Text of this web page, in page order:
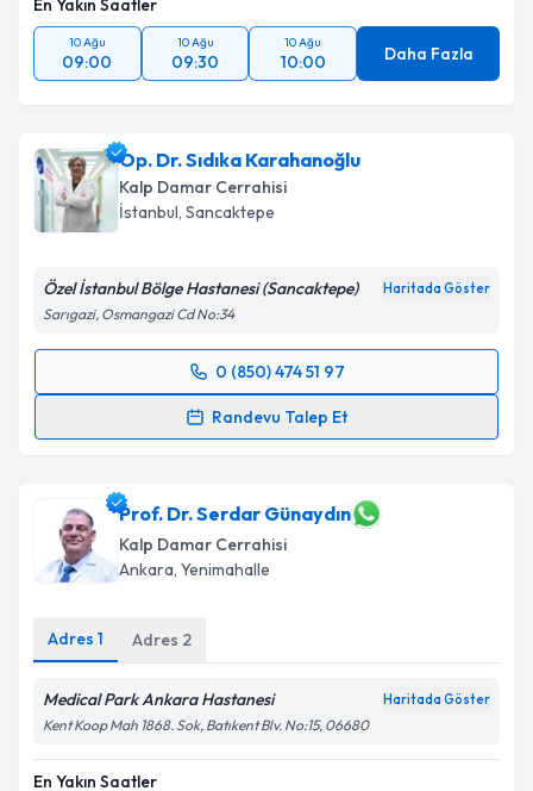
En Yakın Saatler
10 Ağu
09:00
10 Ağu
09:30
10 Ağu
10:00 Daha Fazla
Op. Dr. Sıdıka Karahanoğlu
Kalp Damar Cerrahisi
İstanbul, Sancaktepe
Özel İstanbul Bölge Hastanesi (Sancaktepe) Haritada Göster
Sarıgazi, Osmangazi Cd No:34
0 (850) 474 51 97
Randevu Talep Et
Randevu Takvimi Talebi
için bir takvim hazırlandığında e-posta ile
bilgilendireceğiz.
E-posta Adresiniz
Kişisel verilerimin işlenmesine ilişkin
Aydınlatma
Metni'ni okudum ve kişisel verilerimin belirtilen
Prof. Dr. Serdar Günaydın
Kalp Damar Cerrahisi
Ankara, Yenimahalle
Adres 1 Adres 2
Medical Park Ankara Hastanesi Haritada Göster
Kent Koop Mah 1868. Sok, Batıkent Blv. No:15, 06680
En Yakın Saatler